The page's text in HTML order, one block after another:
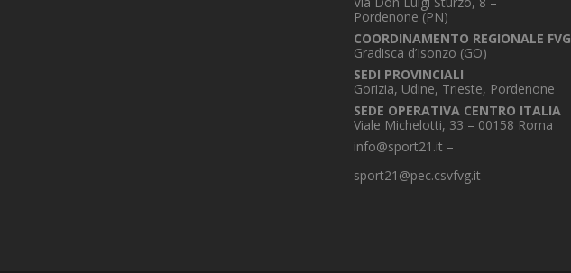
Pordenone (PN)
COORDINAMENTO REGIONALE FVG
Gradisca d’Isonzo (GO)
SEDI PROVINCIALI
Gorizia, Udine, Trieste, Pordenone
SEDE OPERATIVA CENTRO ITALIA
Viale Michelotti, 33 – 00158 Roma
info@sport21.it –
sport21@pec.csvfvg.it